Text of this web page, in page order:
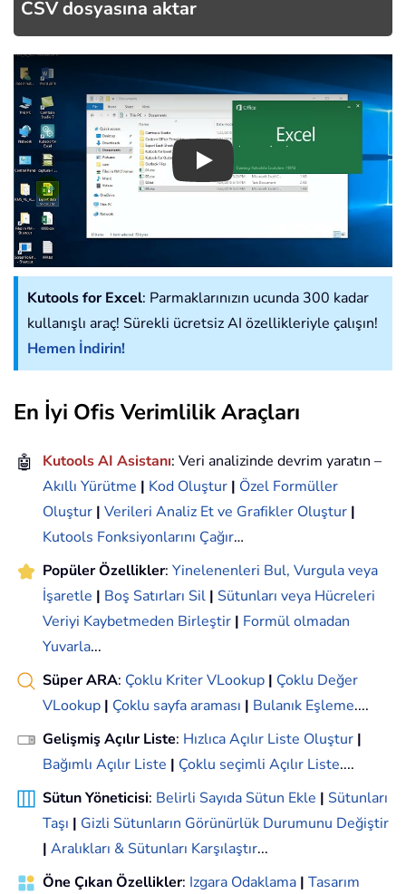
CSV dosyasına aktar
Play
Kutools for Excel: Parmaklarınızın ucunda 300 kadar
kullanışlı araç! Sürekli ücretsiz AI özellikleriyle çalışın!
Hemen İndirin!
En İyi Ofis Verimlilik Araçları
🤖 Kutools AI Asistanı: Veri analizinde devrim yaratın –
Akıllı Yürütme | Kod Oluştur | Özel Formüller
Oluştur | Verileri Analiz Et ve Grafikler Oluştur |
Kutools Fonksiyonlarını Çağır…
Popüler Özellikler: Yinelenenleri Bul, Vurgula veya
İşaretle | Boş Satırları Sil | Sütunları veya Hücreleri
Veriyi Kaybetmeden Birleştir | Formül olmadan
Yuvarla...
Süper ARA: Çoklu Kriter VLookup | Çoklu Değer
VLookup | Çoklu sayfa araması | Bulanık Eşleme....
Gelişmiş Açılır Liste: Hızlıca Açılır Liste Oluştur |
Bağımlı Açılır Liste | Çoklu seçimli Açılır Liste....
Sütun Yöneticisi: Belirli Sayıda Sütun Ekle | Sütunları
Taşı | Gizli Sütunların Görünürlük Durumunu Değiştir
| Aralıkları & Sütunları Karşılaştır...
Öne Çıkan Özellikler: Izgara Odaklama | Tasarım